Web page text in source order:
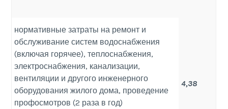
4,38
нормативные затраты на ремонт и
обслуживание систем водоснабжения
(включая горячее), теплоснабжения,
электроснабжения, канализации,
вентиляции и другого инженерного
оборудования жилого дома, проведение
профосмотров (2 раза в год)